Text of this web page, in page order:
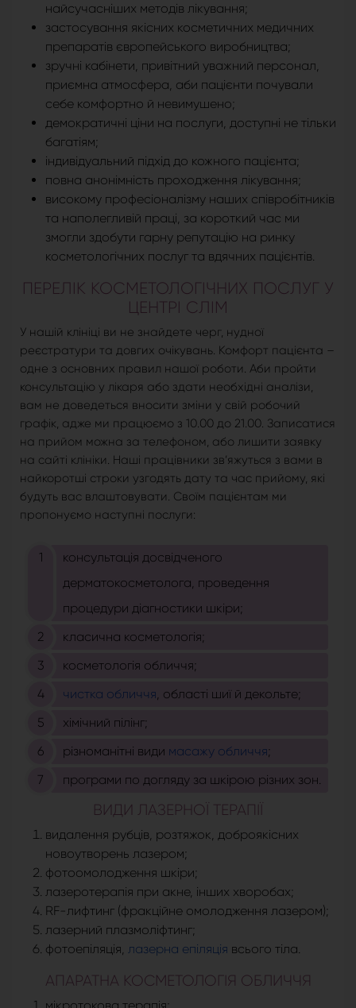
найсучасніших методів лікування;
застосування якісних косметичних медичних
препаратів європейського виробництва;
зручні кабінети, привітний уважний персонал,
приємна атмосфера, аби пацієнти почували
себе комфортно й невимушено;
демократичні ціни на послуги, доступні не тільки
багатіям;
індивідуальний підхід до кожного пацієнта;
повна анонімність проходження лікування;
високому професіоналізму наших співробітників
та наполегливій праці, за короткий час ми
змогли здобути гарну репутацію на ринку
косметологічних послуг та вдячних пацієнтів.
ПЕРЕЛІК КОСМЕТОЛОГІЧНИХ ПОСЛУГ У
ЦЕНТРІ СЛІМ
У нашій клініці ви не знайдете черг, нудної
реєстратури та довгих очікувань. Комфорт пацієнта –
одне з основних правил нашої роботи. Аби пройти
консультацію у лікаря або здати необхідні аналізи,
вам не доведеться вносити зміни у свій робочий
графік, адже ми працюємо з 10.00 до 21.00. Записатися
на прийом можна за телефоном, або лишити заявку
на сайті клініки. Наші працівники зв’яжуться з вами в
найкоротші строки узгодять дату та час прийому, які
будуть вас влаштовувати. Своїм пацієнтам ми
пропонуємо наступні послуги:
консультація досвідченого
дерматокосметолога, проведення
процедури діагностики шкіри;
класична косметологія;
косметологія обличчя;
чистка обличчя, області шиї й декольте;
хімічний пілінг;
різноманітні види масажу обличчя;
програми по догляду за шкірою різних зон.
ВИДИ ЛАЗЕРНОЇ ТЕРАПІЇ
видалення рубців, розтяжок, доброякісних
новоутворень лазером;
фотоомолодження шкіри;
лазеротерапія при акне, інших хворобах;
RF-лифтинг (фракційне омолодження лазером);
лазерний плазмоліфтинг;
фотоепіляція, лазерна епіляція всього тіла.
АПАРАТНА КОСМЕТОЛОГІЯ ОБЛИЧЧЯ